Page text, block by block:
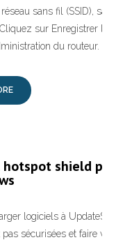
sans fil (SSID),
sur Enregistrer les
du routeur.
shield
logiciels à
sécurisées et faire